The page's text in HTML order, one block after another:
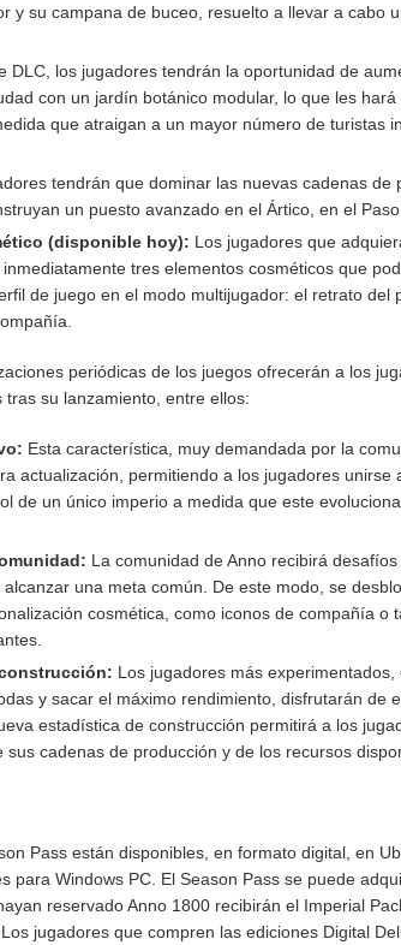
y su campana de buceo, resuelto a llevar a cabo
DLC, los jugadores tendrán la oportunidad de
con un jardín botánico modular, lo que les
que atraigan a un mayor número de turistas
tendrán que dominar las nuevas cadenas de
un puesto avanzado en el Ártico, en el
(disponible hoy): Los jugadores que
tres elementos cosméticos que
de juego en el modo multijugador: el retrato del
periódicas de los juegos ofrecerán a los
tras su lanzamiento, entre ellos:
Esta característica, muy demandada por la
actualización, permitiendo a los jugadores unirse
de un único imperio a medida que este
La comunidad de Anno recibirá
una meta común. De este modo, se
cosmética, como iconos de compañía o
Los jugadores más experimentados,
y sacar el máximo rendimiento, disfrutarán de
estadística de construcción permitirá a los
sus cadenas de producción y de los recursos
Pass están disponibles, en formato digital, en
para Windows PC. El Season Pass se puede
reservado Anno 1800 recibirán el Imperial
jugadores que compren las ediciones Digital